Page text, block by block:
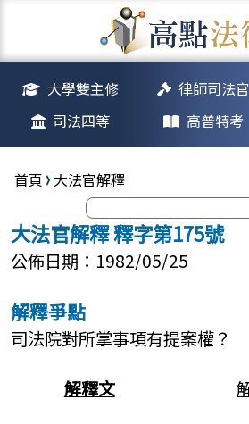
大學雙主修 律師司法官
司法四等
高普特考
首頁 大法官解釋
大法官解釋 釋字第175號
公佈日期：1982/05/25
解釋爭點
司法院對所掌事項有提案權？
解釋文